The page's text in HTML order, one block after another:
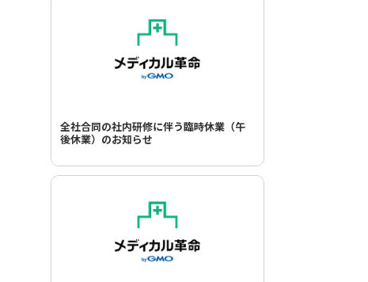
全社合同の社内研修に伴う臨時休業（午
後休業）のお知らせ